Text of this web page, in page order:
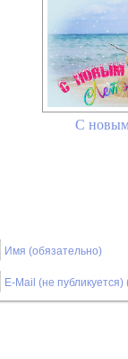
С
Имя (обязательно)
E-Mail (не